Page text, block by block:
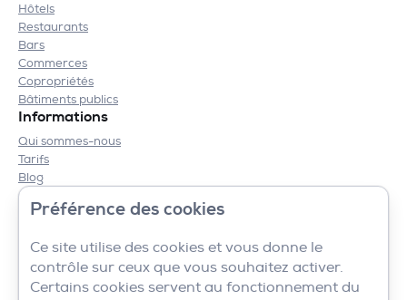
Préférence des cookies
Ce site utilise des cookies et vous donne le
contrôle sur ceux que vous souhaitez activer.
Certains cookies servent au fonctionnement du
Hôtels
Restaurants
Bars
Commerces
Copropriétés
Bâtiments publics
Informations
Qui sommes-nous
Tarifs
Blog
Contact
Mentions légales